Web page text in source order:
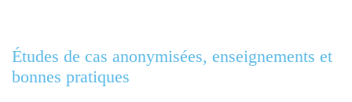
Études de cas anonymisées, enseignements et
bonnes pratiques